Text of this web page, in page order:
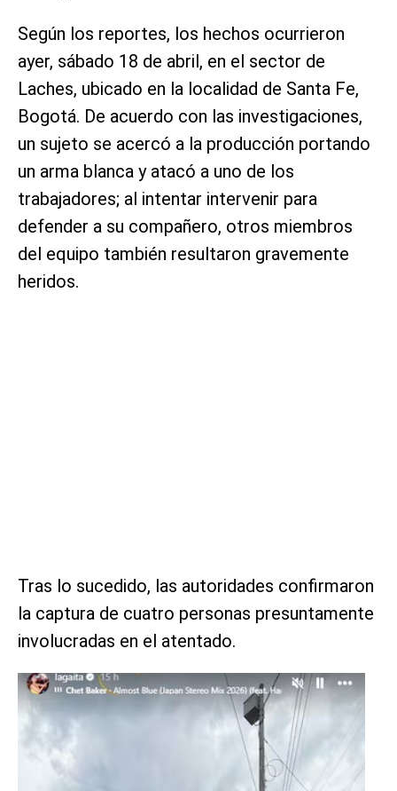
Según los reportes, los hechos ocurrieron
ayer, sábado 18 de abril, en el sector de
Laches, ubicado en la localidad de Santa Fe,
Bogotá. De acuerdo con las investigaciones,
un sujeto se acercó a la producción portando
un arma blanca y atacó a uno de los
trabajadores; al intentar intervenir para
defender a su compañero, otros miembros
del equipo también resultaron gravemente
heridos.
Tras lo sucedido, las autoridades confirmaron
la captura de cuatro personas presuntamente
involucradas en el atentado.